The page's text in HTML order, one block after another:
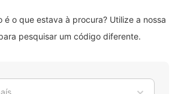
é o que estava à procura? Utilize a nossa
pesquisar um código diferente.